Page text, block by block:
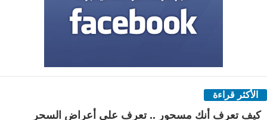
الأكثر قراءة
كيف تعرف أنك مسحور .. تعرف على أعراض السحر